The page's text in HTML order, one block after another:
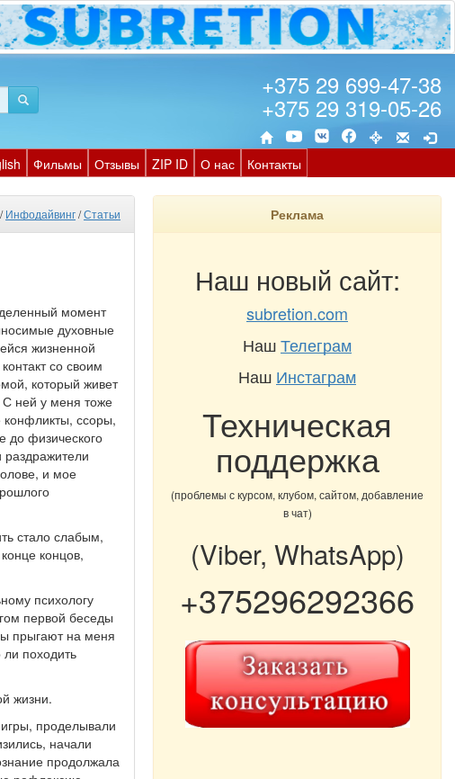
+375 29 699-47-38
+375 29 319-05-26
Фильмы Отзывы ZIP ID О нас Контакты
/Инфодайвинг/Статьи
момент
духовные
жизненной
со своим
который живет
ней у меня тоже
конфликты, ссоры,
до физического
раздражители
и мое
стало слабым,
концов,
психологу
первой беседы
прыгают на меня
походить
жизни.
проделывали
начали
продолжала
Реклама
Наш новый сайт:
subretion.com
НашТелеграм
Наш Инстаграм
Техническая
поддержка
(проблемы с курсом, клубом, сайтом, добавление
в чат)
(Viber, WhatsApp)
+375296292366